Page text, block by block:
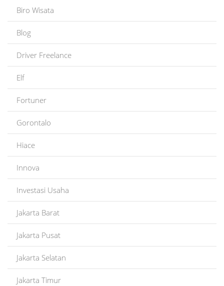
Biro Wisata
Blog
Driver Freelance
Elf
Fortuner
Gorontalo
Hiace
Innova
Investasi Usaha
Jakarta Barat
Jakarta Pusat
Jakarta Selatan
Jakarta Timur